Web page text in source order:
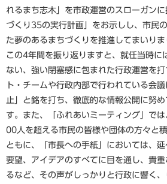
れるまち志木」を市政運営のスローガン
づくり35の実行計画」をお示しし、市民
た夢のあるまちづくりを推進してまいりま
この4年間を振り返りますと、就任当時に
ない、強い閉塞感に包まれた行政運営を
ト・チームや行政内部で行われている会
止」と銘を打ち、徹底的な情報公開に努
す。また、「ふれあいミーティング」で
00人を超える市民の皆様や団体の方々と
ともに、「市長への手紙」においては、
要望、アイデアのすべてに目を通し、貴
るなど、その声がしっかりと行政に響く